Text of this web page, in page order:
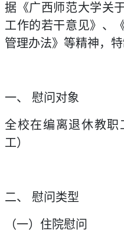
据《广西师范大学关
工作的若干意见》、
管理办法》等精神，特
一、 慰问对象
全校在编离退休教
工）
二、 慰问类型
（一）住院慰问